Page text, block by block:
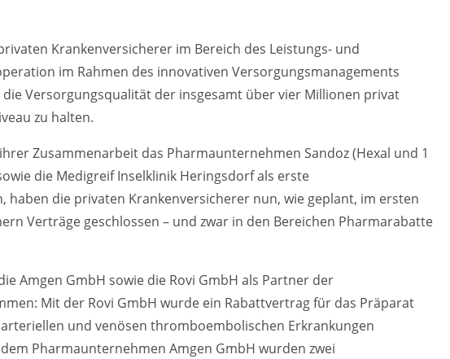
Krankenversicherer im Bereich des Leistungs- und
im Rahmen des innovativen Versorgungsmanagements
die Versorgungsqualität der insgesamt über vier Millionen privat
zu halten.
Zusammenarbeit das Pharmaunternehmen Sandoz (Hexal und 1
die Medigreif Inselklinik Heringsdorf als erste
die privaten Krankenversicherer nun, wie geplant, im ersten
Verträge geschlossen – und zwar in den Bereichen Pharmarabatte
Amgen GmbH sowie die Rovi GmbH als Partner der
Mit der Rovi GmbH wurde ein Rabattvertrag für das Präparat
und venösen thromboembolischen Erkrankungen
Pharmaunternehmen Amgen GmbH wurden zwei